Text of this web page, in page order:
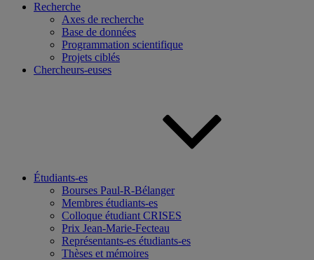
Recherche
Axes de recherche
Base de données
Programmation scientifique
Projets ciblés
Chercheurs-euses
Étudiants-es
Bourses Paul-R-Bélanger
Membres étudiants-es
Colloque étudiant CRISES
Prix Jean-Marie-Fecteau
Représentants-es étudiants-es
Thèses et mémoires